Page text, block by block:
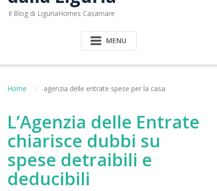
Il Blog di LiguriaHomes Casamare
MENU
Home agenzia delle entrate spese per la casa
L’Agenzia delle Entrate
chiarisce dubbi su
spese detraibili e
deducibili